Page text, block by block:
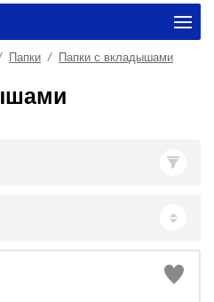
Папки Папки с вкладышами